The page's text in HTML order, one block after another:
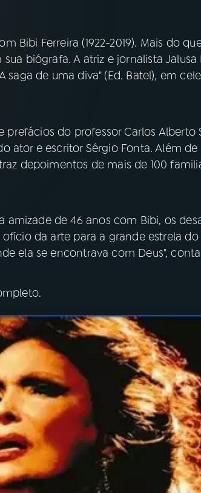
Bibi Ferreira (1922-2019). Mais do
biógrafa. A atriz e jornalista Jalusa
saga de uma diva" (Ed. Batel), em
do professor Carlos Alberto
ator e escritor Sérgio Fonta. Além de
depoimentos de mais de 100
amizade de 46 anos com Bibi, os
da arte para a grande estrela do
ela se encontrava com Deus",